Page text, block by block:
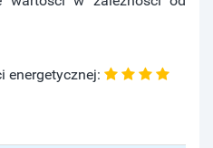
energetycznej: